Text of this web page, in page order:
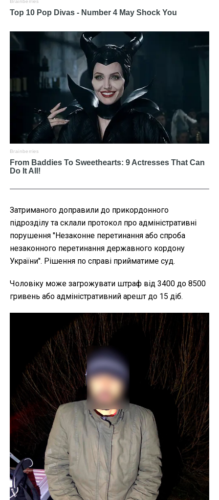
Затриманого доправили до прикордонного
підрозділу та склали протокол про адміністративні
порушення "Незаконне перетинання або спроба
незаконного перетинання державного кордону
України". Рішення по справі прийматиме суд.
Чоловіку може загрожувати штраф від 3400 до 8500
гривень або адміністративний арешт до 15 діб.